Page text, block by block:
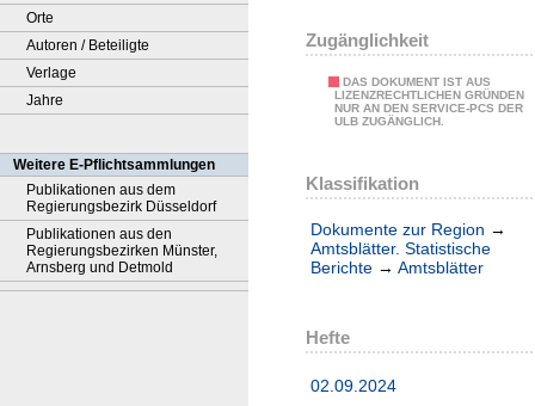
Orte
Autoren / Beteiligte
Verlage
Jahre
Weitere E-Pflichtsammlungen
Publikationen aus dem
Regierungsbezirk Düsseldorf
Publikationen aus den
Regierungsbezirken Münster,
Arnsberg und Detmold
Zugänglichkeit
DAS DOKUMENT IST AUS
LIZENZRECHTLICHEN GRÜNDEN
NUR AN DEN SERVICE-PCS DER
ULB ZUGÄNGLICH.
Klassifikation
Dokumente zur Region →
Amtsblätter. Statistische
Berichte → Amtsblätter
Hefte
02.09.2024